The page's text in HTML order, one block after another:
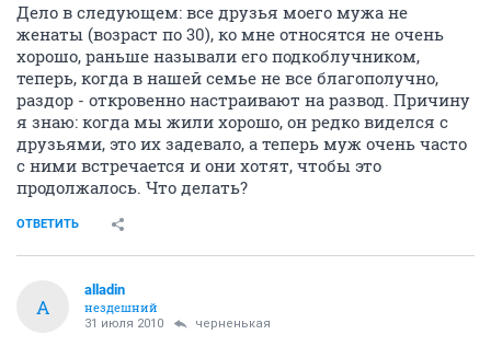
Дело в следующем: все друзья моего мужа не
женаты (возраст по 30), ко мне относятся не очень
хорошо, раньше называли его подкоблучником,
теперь, когда в нашей семье не все благополучно,
раздор - откровенно настраивают на развод. Причину
я знаю: когда мы жили хорошо, он редко виделся с
друзьями, это их задевало, а теперь муж очень часто
с ними встречается и они хотят, чтобы это
продолжалось. Что делать?
ОТВЕТИТЬ
A
alladin
нездешний
31 июля 2010 черненькая